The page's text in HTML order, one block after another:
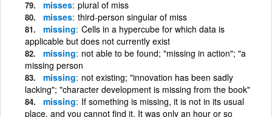
misses plural of miss
misses third-person singular of miss
missing Cells in a hypercube for which data is
applicable but does not currently exist
missing not able to be found; "missing in action"; "a
missing person
missing not existing; "innovation has been sadly
lacking"; "character development is missing from the book"
missing If something is missing, it is not in its usual
place, and you cannot find it. It was only an hour or so